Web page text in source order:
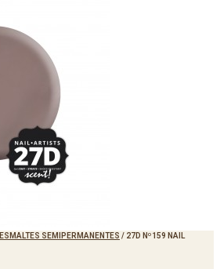
ESMALTES SEMIPERMANENTES / 27D Nº159 NAIL